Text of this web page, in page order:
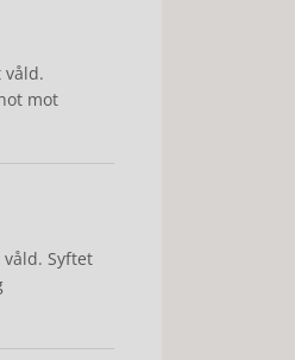
våld.
mot
Syftet